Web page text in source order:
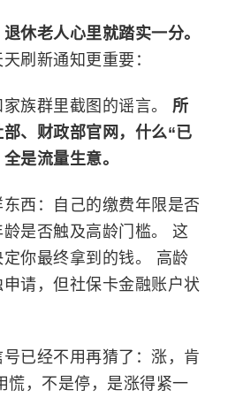
休老人心里就踏实一分。
刷新通知更重要：
族群里截图的谣言。 所
、财政部官网，什么“已
是流量生意。
西：自己的缴费年限是否
是否触及高龄门槛。 这
你最终拿到的钱。 高龄
请，但社保卡金融账户状
已经不用再猜了：涨，肯
慌，不是停，是涨得紧一